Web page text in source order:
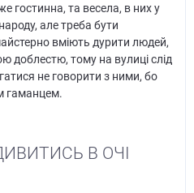
гостинна, та весела, в них у
але треба бути
вміють дурити людей,
доблестю, тому на вулиці слід
не говорити з ними, бо
гаманцем.
В ОЧІ